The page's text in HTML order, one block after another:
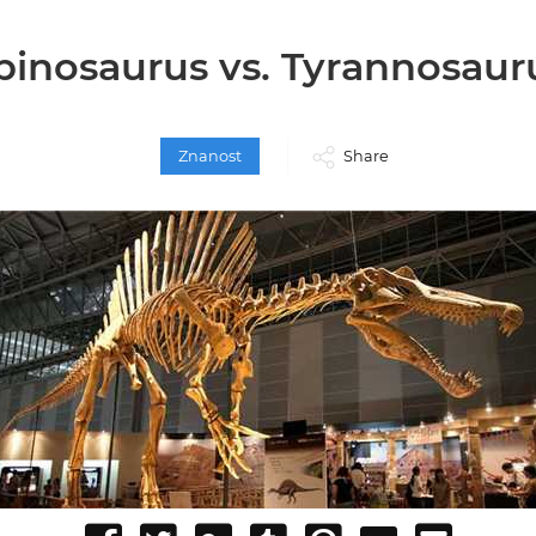
vs.
Znanost Share